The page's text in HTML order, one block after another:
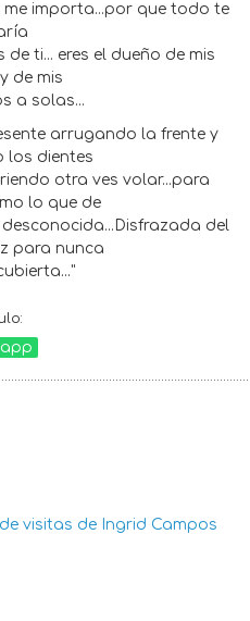
me importa...por que todo te
ti... eres el dueño de mis
de mis
a solas...
arrugando la frente y
los dientes
otra ves volar...para
lo que de
del
para nunca
visitas de Ingrid Campos